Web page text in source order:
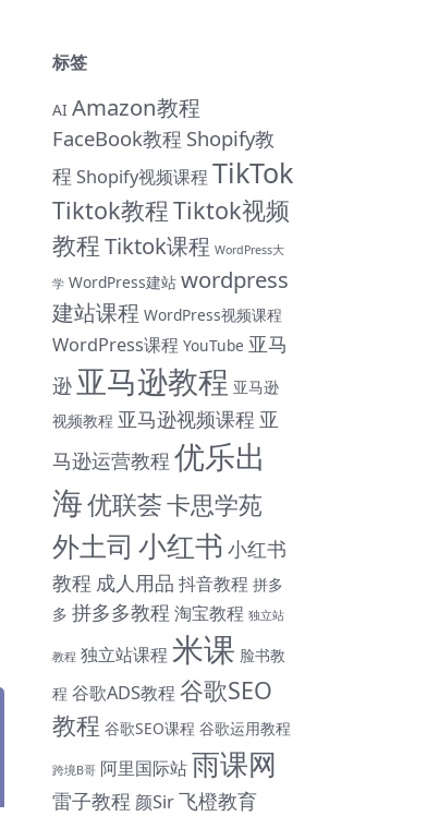
标签
AI Amazon教程
FaceBook教程 Shopify教
程 Shopify视频课程 TikTok
Tiktok教程Tiktok视频
教程Tiktok课程 WordPress大
学 WordPress建站 wordpress
建站课程 WordPress视频课程
WordPress课程 YouTube 亚马
逊 亚马逊教程 亚马逊
视频教程 亚马逊视频课程 亚
马逊运营教程 优乐出
海优联荟卡思学苑
外土司 小红书 小红书
教程 成人用品 抖音教程 拼多
多 拼多多教程 淘宝教程 独立站
教程 独立站课程 米课 脸书教
程 谷歌ADS教程 谷歌SEO
教程 谷歌SEO课程 谷歌运用教程
跨境B哥 阿里国际站雨课网
雷子教程 颜Sir飞橙教育